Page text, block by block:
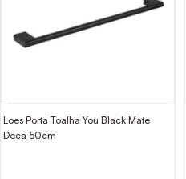
Loes Porta Toalha You Black Mate
Deca 50cm